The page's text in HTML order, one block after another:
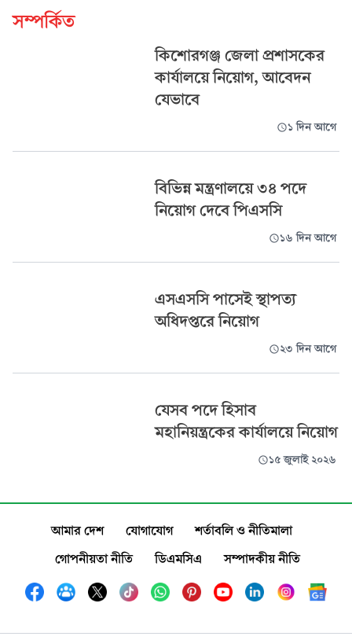
সম্পর্কিত
কিশোরগঞ্জ জেলা প্রশাসকের
কার্যালয়ে নিয়োগ, আবেদন
যেভাবে
১ দিন আগে
বিভিন্ন মন্ত্রণালয়ে ৩৪ পদে
নিয়োগ দেবে পিএসসি
১৬ দিন আগে
এসএসসি পাসেই স্থাপত্য
অধিদপ্তরে নিয়োগ
২৩ দিন আগে
যেসব পদে হিসাব
মহানিয়ন্ত্রকের কার্যালয়ে নিয়োগ
১৫ জুলাই ২০২৬
আমার দেশ যোগাযোগ
শর্তাবলি ও নীতিমালা
গোপনীয়তা নীতি
ডিএমসিএ সম্পাদকীয় নীতি